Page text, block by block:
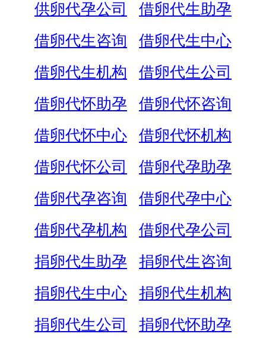
供卵代孕公司
借卵代生助孕
借卵代生咨询
借卵代生中心
借卵代生机构
借卵代生公司
借卵代怀助孕
借卵代怀咨询
借卵代怀中心
借卵代怀机构
借卵代怀公司
借卵代孕助孕
借卵代孕咨询
借卵代孕中心
借卵代孕机构
借卵代孕公司
捐卵代生助孕
捐卵代生咨询
捐卵代生中心
捐卵代生机构
捐卵代生公司
捐卵代怀助孕